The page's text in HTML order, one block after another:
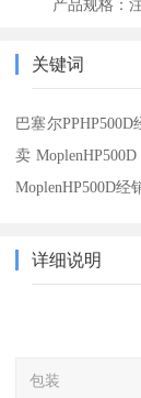
产品规格：
关键词
巴塞尔
卖
MoplenHP500D经
详细说明
包装